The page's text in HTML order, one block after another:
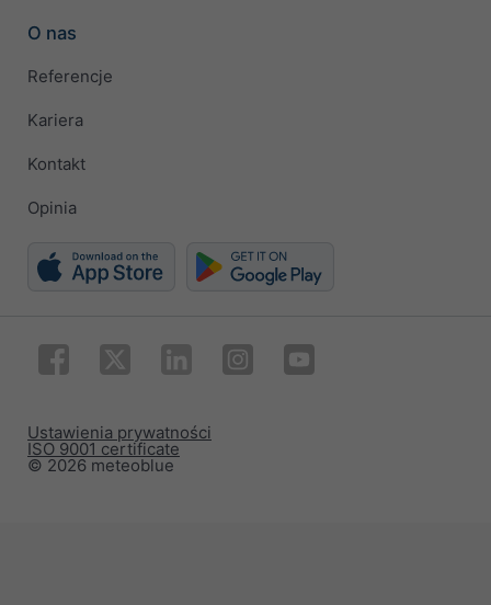
O nas
Referencje
Kariera
Kontakt
Opinia
© 2026 meteoblue
ISO 9001 certificate
Ustawienia prywatności